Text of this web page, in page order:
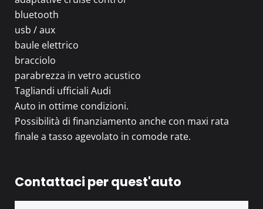
bluetooth
usb / aux
baule elettrico
bracciolo
parabrezza in vetro acustico
Tagliandi ufficiali Audi
Auto in ottime condizioni.
Possibilità di finanziamento anche con maxi rata
finale a tasso agevolato in comode rate.
Contattaci per quest'auto